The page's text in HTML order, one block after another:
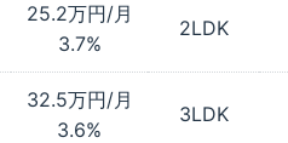
25.2万円/月
3.7%
2LDK
32.5万円/月
3.6%
3LDK